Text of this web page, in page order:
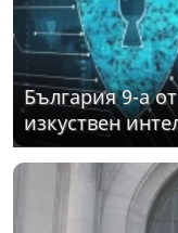
България 9-а
изкуствен